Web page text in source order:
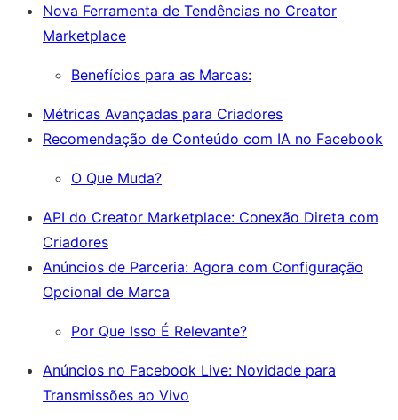
Nova Ferramenta de Tendências no Creator
Marketplace
Benefícios para as Marcas:
Métricas Avançadas para Criadores
Recomendação de Conteúdo com IA no Facebook
O Que Muda?
API do Creator Marketplace: Conexão Direta com
Criadores
Anúncios de Parceria: Agora com Configuração
Opcional de Marca
Por Que Isso É Relevante?
Anúncios no Facebook Live: Novidade para
Transmissões ao Vivo